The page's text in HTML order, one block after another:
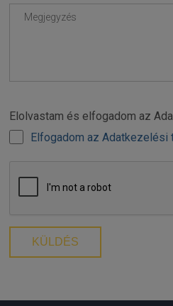
Elolvastam és elfogadom az
Elfogadom az Adatkezelési